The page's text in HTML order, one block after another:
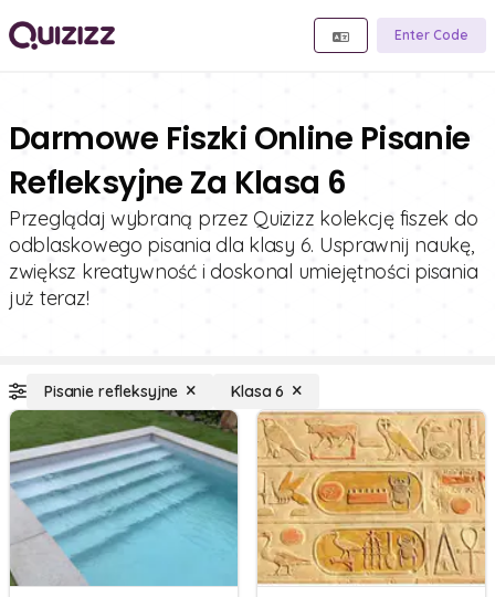
Enter Code
Darmowe Fiszki Online Pisanie
Refleksyjne Za Klasa 6
Przeglądaj wybraną przez Quizizz kolekcję fiszek do
odblaskowego pisania dla klasy 6. Usprawnij naukę,
zwiększ kreatywność i doskonal umiejętności pisania
już teraz!
Pisanie refleksyjne Klasa 6